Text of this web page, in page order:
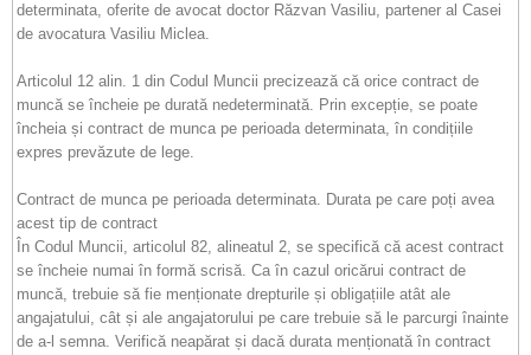
determinata, oferite de avocat doctor Răzvan Vasiliu, partener al Casei
de avocatura Vasiliu Miclea.
Articolul 12 alin. 1 din Codul Muncii precizează că orice contract de
muncă se încheie pe durată nedeterminată. Prin excepție, se poate
încheia și contract de munca pe perioada determinata, în condițiile
expres prevăzute de lege.
Contract de munca pe perioada determinata. Durata pe care poți avea
acest tip de contract
În Codul Muncii, articolul 82, alineatul 2, se specifică că acest contract
se încheie numai în formă scrisă. Ca în cazul oricărui contract de
muncă, trebuie să fie menționate drepturile și obligațiile atât ale
angajatului, cât și ale angajatorului pe care trebuie să le parcurgi înainte
de a-l semna. Verifică neapărat și dacă durata menționată în contract